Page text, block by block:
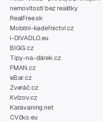
nemovitostí bez realitky
RealFree.sk
Mobilní-kadeřnictví.cz
i-DIVADLO.eu
BIGG.cz
Tipy-na-dárek.cz
FMAN.cz
eBar.cz
Zveráč.cz
Kvízov.cz
Karavaning.net
CVčko.eu